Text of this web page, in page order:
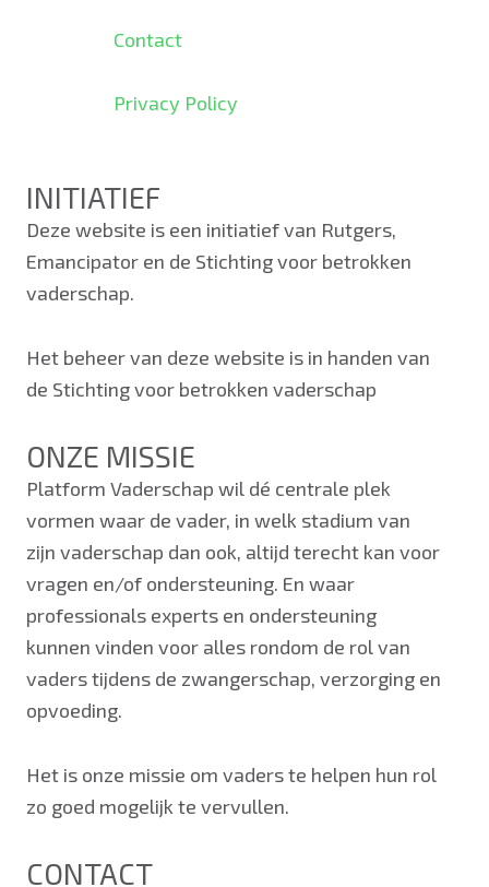
Contact
Privacy Policy
INITIATIEF
Deze website is een initiatief van Rutgers,
Emancipator en de Stichting voor betrokken
vaderschap.
Het beheer van deze website is in handen van
de Stichting voor betrokken vaderschap
ONZE MISSIE
Platform Vaderschap wil dé centrale plek
vormen waar de vader, in welk stadium van
zijn vaderschap dan ook, altijd terecht kan voor
vragen en/of ondersteuning. En waar
professionals experts en ondersteuning
kunnen vinden voor alles rondom de rol van
vaders tijdens de zwangerschap, verzorging en
opvoeding.
Het is onze missie om vaders te helpen hun rol
zo goed mogelijk te vervullen.
CONTACT